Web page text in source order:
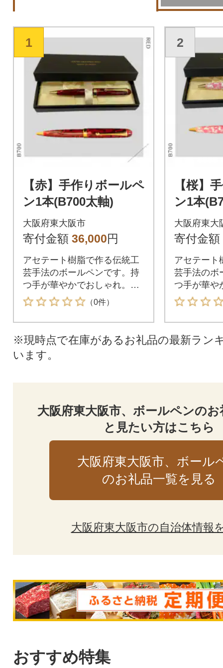
1
【赤】手作りボールペ
ン1本(B700太軸)
大阪府東大阪市
寄付金額 36,000円
アセテート樹脂で作る伝統工
芸手法のボールペンです。持
つ手が華やかでおしゃれ。祝
いや記念品に人気です
（0件）
2
【桜】
ン1本
大阪府東大
寄付金額
アセテート
芸手法のボ
つ手が華や
いや記念品
※現時点で在庫があるお礼品の最新ラン
います。
大阪府東大阪市、ボールペンの
と見たい方はこちら
大阪府東大阪市、ボール
のお礼品一覧を見る
大阪府東大阪市の自治体情報
おすすめ特集